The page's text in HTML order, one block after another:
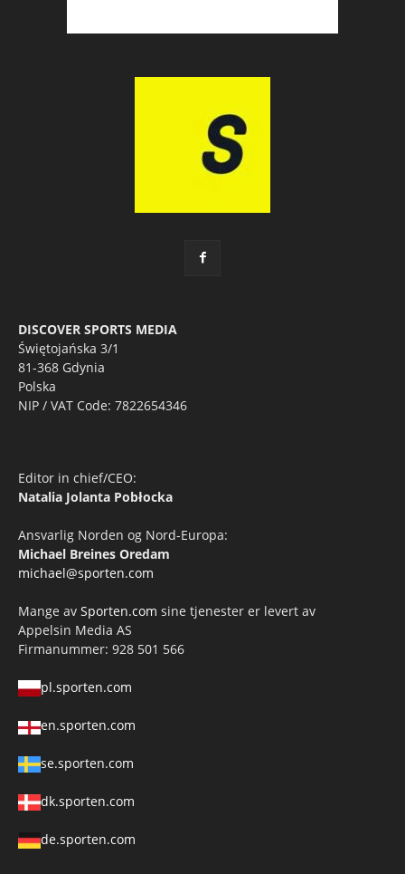
DISCOVER SPORTS MEDIA
Świętojańska 3/1
81-368 Gdynia
Polska
NIP / VAT Code: 7822654346
Editor in chief/CEO:
Natalia Jolanta Pobłocka
Ansvarlig Norden og Nord-Europa:
Michael Breines Oredam
michael@sporten.com
Mange av Sporten.com sine tjenester er levert av
Appelsin Media AS
Firmanummer: 928 501 566
pl.sporten.com
en.sporten.com
se.sporten.com
dk.sporten.com
de.sporten.com